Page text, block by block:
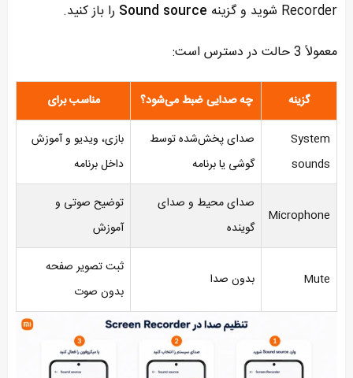
Recorder شوید و گزینه
Sound source را باز کنید.
معمولاً 3 حالت در دسترس است:
گزینه چه صدایی ضبط می‌شود؟ مناسب برای
System
sounds
صدای پخش‌شده توسط
گوشی یا برنامه
بازی، ویدیو و آموزش
داخل برنامه
Microphone
صدای محیط و صدای
گوینده
توضیح صوتی و
آموزش
Mute بدون صدا
ثبت تصویر صفحه
بدون صوت